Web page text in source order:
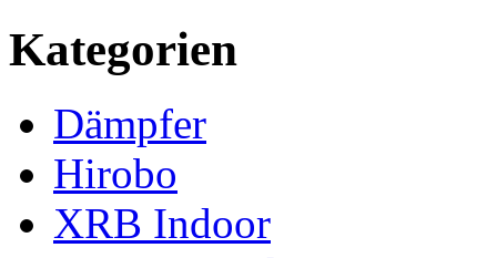
Kategorien
Dämpfer
Hirobo
XRB Indoor